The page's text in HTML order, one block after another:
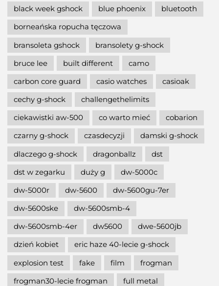
black week gshock
blue phoenix
bluetooth
borneańska ropucha tęczowa
bransoleta gshock
bransolety g-shock
bruce lee
built different
camo
carbon core guard
casio watches
casioak
cechy g-shock
challengethelimits
ciekawistki aw-500
co warto mieć
cobarion
czarny g-shock
czasdecyzji
damski g-shock
dlaczego g-shock
dragonballz
dst
dst w zegarku
duży g
dw-5000c
dw-5000r
dw-5600
dw-5600gu-7er
dw-5600ske
dw-5600smb-4
dw-5600smb-4er
dw5600
dwe-5600jb
dzień kobiet
eric haze 40-lecie g-shock
explosion test
fake film
frogman
frogman30-lecie frogman
full metal